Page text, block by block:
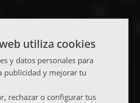
utiliza cookies
y datos personales para
publicidad y mejorar tu
rechazar o configurar tus